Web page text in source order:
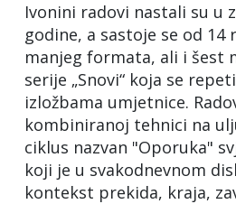
Ivonini radovi nastali su u
godine, a sastoje se od 14
manjeg formata, ali i šest
serije „Snovi“ koja se
izložbama umjetnice.
kombiniranoj tehnici na
ciklus nazvan "Oporuka"
koji je u svakodnevnom
kontekst prekida, kraja,